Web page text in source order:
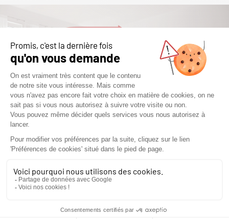
SYSTÈME MULTIFUOCO® :